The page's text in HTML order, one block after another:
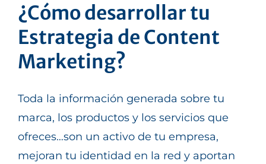
¿Cómo desarrollar tu
Estrategia de Content
Marketing?
Toda la información generada sobre tu
marca, los productos y los servicios que
ofreces…son un activo de tu empresa,
mejoran tu identidad en la red y aportan